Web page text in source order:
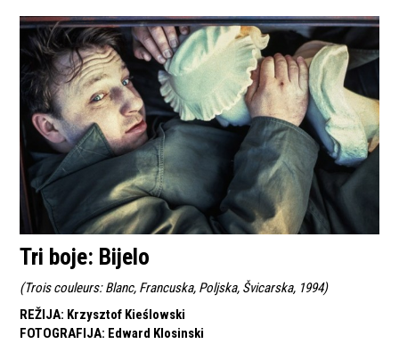
Tri boje: Bijelo
(Trois couleurs: Blanc, Francuska, Poljska, Švicarska, 1994)
REŽIJA: Krzysztof Kieślowski
FOTOGRAFIJA: Edward Klosinski